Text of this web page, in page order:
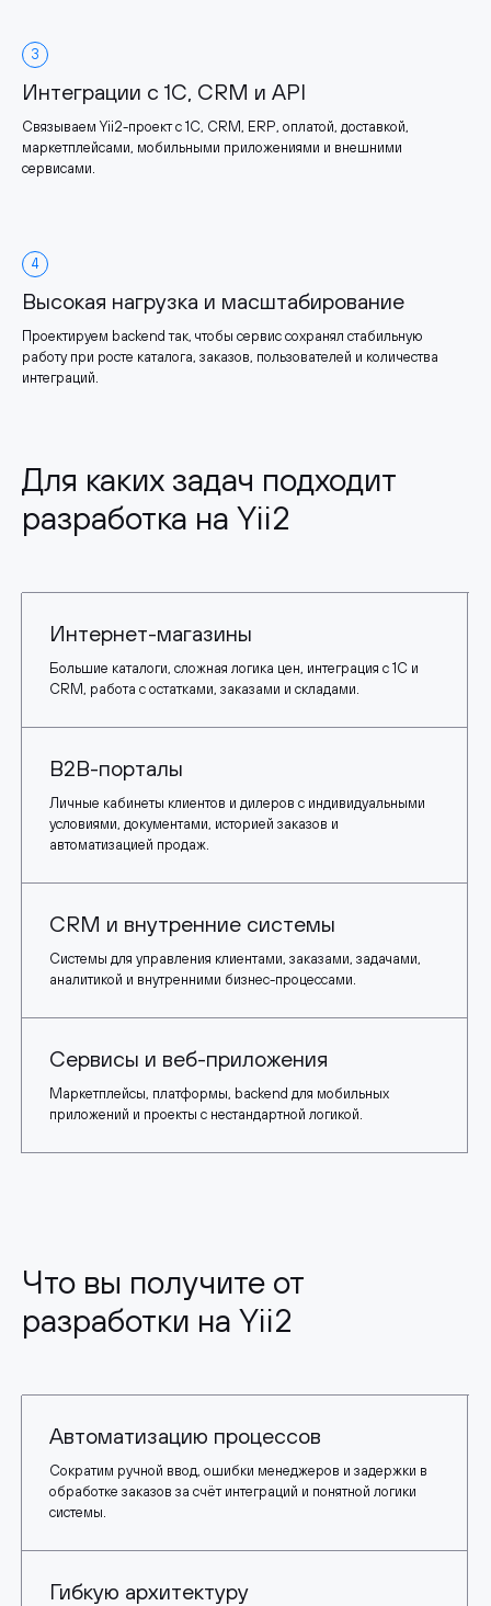
3
Интеграции с 1С, CRM и API
Связываем Yii2-проект с 1С, CRM, ERP, оплатой, доставкой,
маркетплейсами, мобильными приложениями и внешними
сервисами.
4
Высокая нагрузка и масштабирование
Проектируем backend так, чтобы сервис сохранял стабильную
работу при росте каталога, заказов, пользователей и количества
интеграций.
Для каких задач подходит
разработка на Yii2
Интернет-магазины
Большие каталоги, сложная логика цен, интеграция с 1С и
CRM, работа с остатками, заказами и складами.
B2B-порталы
Личные кабинеты клиентов и дилеров с индивидуальными
условиями, документами, историей заказов и
автоматизацией продаж.
CRM и внутренние системы
Системы для управления клиентами, заказами, задачами,
аналитикой и внутренними бизнес-процессами.
Сервисы и веб-приложения
Маркетплейсы, платформы, backend для мобильных
приложений и проекты с нестандартной логикой.
Что вы получите от
разработки на Yii2
Автоматизацию процессов
Сократим ручной ввод, ошибки менеджеров и задержки в
обработке заказов за счёт интеграций и понятной логики
системы.
Гибкую архитектуру